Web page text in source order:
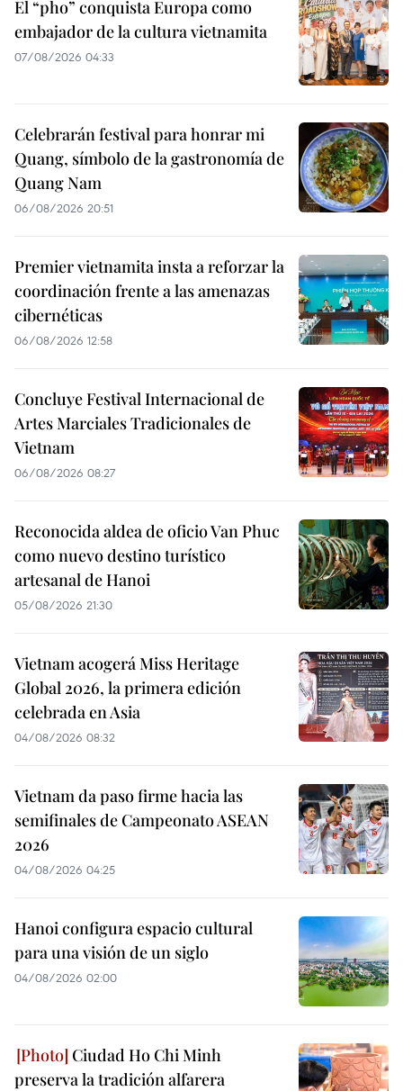
El “pho” conquista Europa como
embajador de la cultura vietnamita
07/08/2026 04:33
Celebrarán festival para honrar mi
Quang, símbolo de la gastronomía de
Quang Nam
06/08/2026 20:51
Premier vietnamita insta a reforzar la
coordinación frente a las amenazas
cibernéticas
06/08/2026 12:58
Concluye Festival Internacional de
Artes Marciales Tradicionales de
Vietnam
06/08/2026 08:27
Reconocida aldea de oficio Van Phuc
como nuevo destino turístico
artesanal de Hanoi
05/08/2026 21:30
Vietnam acogerá Miss Heritage
Global 2026, la primera edición
celebrada en Asia
04/08/2026 08:32
Vietnam da paso firme hacia las
semifinales de Campeonato ASEAN
2026
04/08/2026 04:25
Hanoi configura espacio cultural
para una visión de un siglo
04/08/2026 02:00
Ciudad Ho Chi Minh
preserva la tradición alfarera